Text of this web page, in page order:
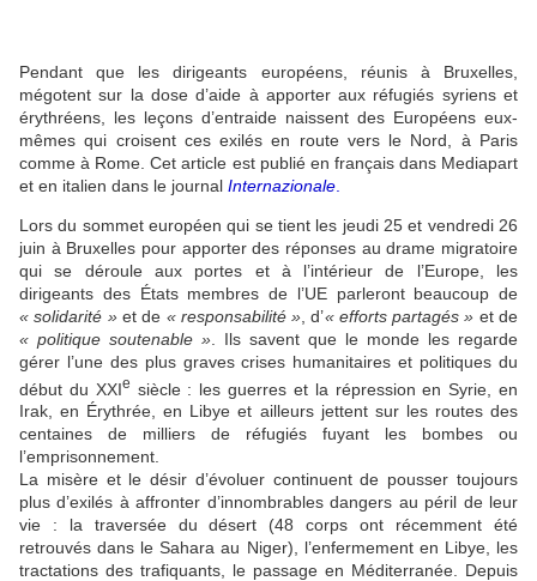
Pendant que les dirigeants européens, réunis à Bruxelles,
mégotent sur la dose d’aide à apporter aux réfugiés syriens et
érythréens, les leçons d’entraide naissent des Européens eux-
mêmes qui croisent ces exilés en route vers le Nord, à Paris
comme à Rome. Cet article est publié en français dans Mediapart
et en italien dans le journal Internazionale
Lors du sommet européen qui se tient les jeudi 25 et vendredi 26
juin à Bruxelles pour apporter des réponses au drame migratoire
qui se déroule aux portes et à l’intérieur de l’Europe, les
dirigeants des États membres de l’UE parleront beaucoup de
« solidarité »et de « responsabilité » , d’« efforts partagés » et de
« politique soutenable » . Ils savent que le monde les regarde
gérer l’une des plus graves crises humanitaires et politiques du
début du XXIe siècle : les guerres et la répression en Syrie, en
Irak, en Érythrée, en Libye et ailleurs jettent sur les routes des
centaines de milliers de réfugiés fuyant les bombes ou
l’emprisonnement.
La misère et le désir d’évoluer continuent de pousser toujours
plus d’exilés à affronter d’innombrables dangers au péril de leur
vie : la traversée du désert (48 corps ont récemment été
retrouvés dans le Sahara au Niger), l’enfermement en Libye, les
tractations des trafiquants, le passage en Méditerranée. Depuis